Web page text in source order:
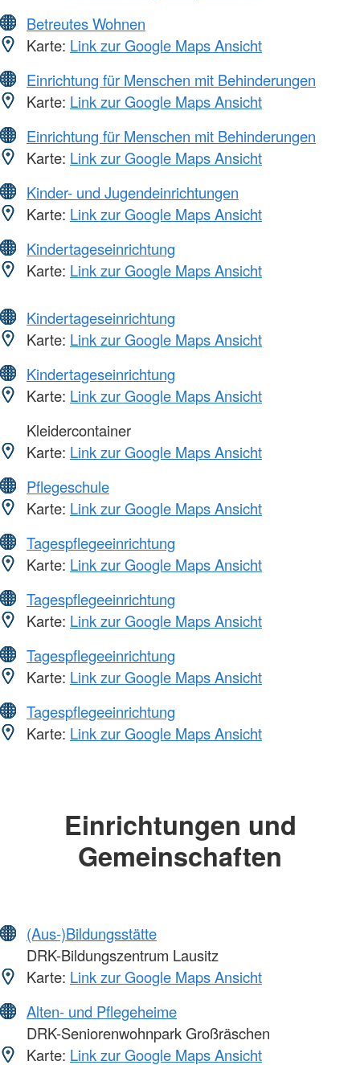
Betreutes Wohnen
Karte: Link zur Google Maps Ansicht
Einrichtung für Menschen mit Behinderungen
Karte: Link zur Google Maps Ansicht
Einrichtung für Menschen mit Behinderungen
Karte: Link zur Google Maps Ansicht
Kinder- und Jugendeinrichtungen
Karte: Link zur Google Maps Ansicht
Kindertageseinrichtung
Karte: Link zur Google Maps Ansicht
Kindertageseinrichtung
Karte: Link zur Google Maps Ansicht
Kindertageseinrichtung
Karte: Link zur Google Maps Ansicht
Kleidercontainer
Karte: Link zur Google Maps Ansicht
Pflegeschule
Karte: Link zur Google Maps Ansicht
Tagespflegeeinrichtung
Karte: Link zur Google Maps Ansicht
Tagespflegeeinrichtung
Karte: Link zur Google Maps Ansicht
Tagespflegeeinrichtung
Karte: Link zur Google Maps Ansicht
Tagespflegeeinrichtung
Karte: Link zur Google Maps Ansicht
Einrichtungen und
Gemeinschaften
(Aus-)Bildungsstätte
DRK-Bildungszentrum Lausitz
Karte: Link zur Google Maps Ansicht
Alten- und Pflegeheime
DRK-Seniorenwohnpark Großräschen
Karte: Link zur Google Maps Ansicht